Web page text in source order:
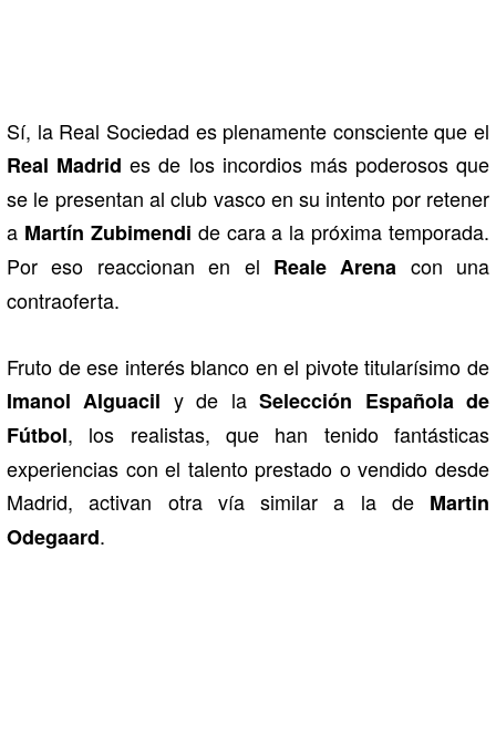
Sí, la Real Sociedad es plenamente consciente que el
Real Madrid es de los incordios más poderosos que
se le presentan al club vasco en su intento por retener
a Martín Zubimendi de cara a la próxima temporada.
Por eso reaccionan en el Reale Arena con una
contraoferta.
Fruto de ese interés blanco en el pivote titularísimo de
Imanol Alguacil y de laSelección Española de
Fútbol, los realistas, que han tenido fantásticas
experiencias con el talento prestado o vendido desde
Madrid, activan otra vía similar a la de Martin
Odegaard.